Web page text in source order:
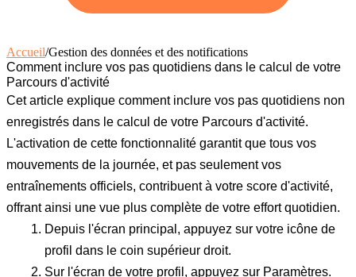
Accueil/Gestion des données et des notifications
Comment inclure vos pas quotidiens dans le calcul de votre
Parcours d'activité
Cet article explique comment inclure vos pas quotidiens non
enregistrés dans le calcul de votre Parcours d'activité.
L'activation de cette fonctionnalité garantit que tous vos
mouvements de la journée, et pas seulement vos
entraînements officiels, contribuent à votre score d'activité,
offrant ainsi une vue plus complète de votre effort quotidien.
Depuis l'écran principal, appuyez sur votre icône de
profil dans le coin supérieur droit.
Sur l'écran de votre profil, appuyez sur Paramètres.